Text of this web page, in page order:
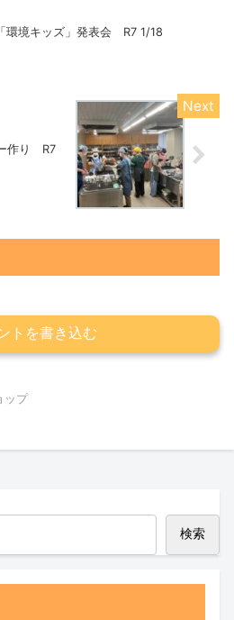
「環境キッズ」発表会 R7 1/18
作り R7
トを書き込む
ップ
検索